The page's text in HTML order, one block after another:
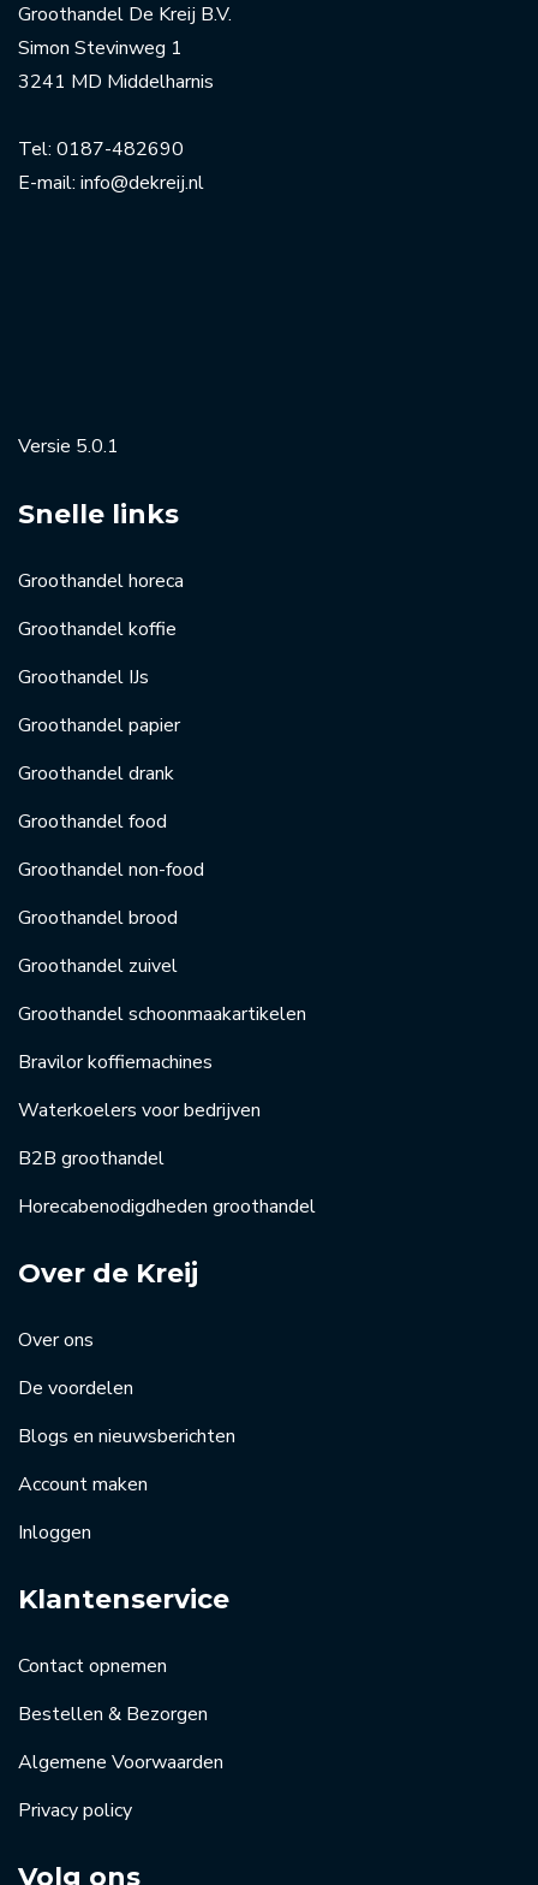
Groothandel De Kreij B.V.
Simon Stevinweg 1
3241 MD Middelharnis
Tel: 0187-482690
E-mail: info@dekreij.nl
Versie 5.0.1
Snelle links
Groothandel horeca
Groothandel koffie
Groothandel IJs
Groothandel papier
Groothandel drank
Groothandel food
Groothandel non-food
Groothandel brood
Groothandel zuivel
Groothandel schoonmaakartikelen
Bravilor koffiemachines
Waterkoelers voor bedrijven
B2B groothandel
Horecabenodigdheden groothandel
Over de Kreij
Over ons
De voordelen
Blogs en nieuwsberichten
Account maken
Inloggen
Klantenservice
Contact opnemen
Bestellen & Bezorgen
Algemene Voorwaarden
Privacy policy
Volg ons